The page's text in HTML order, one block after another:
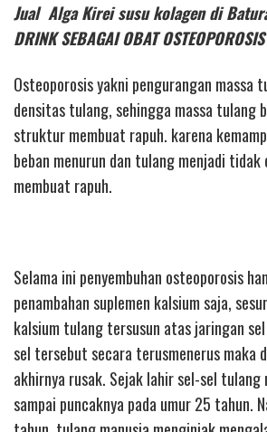
Jual Alga Kirei susu kolagen di
DRINK SEBAGAI OBAT
Osteoporosis yakni pengurangan massa
densitas tulang, sehingga massa tulang
struktur membuat rapuh. karena
beban menurun dan tulang menjadi
membuat rapuh.
Selama ini penyembuhan osteoporosis
penambahan suplemen kalsium saja,
kalsium tulang tersusun atas jaringan
sel tersebut secara terusmenerus maka
akhirnya rusak. Sejak lahir sel-sel tulang
sampai puncaknya pada umur 25 tahun.